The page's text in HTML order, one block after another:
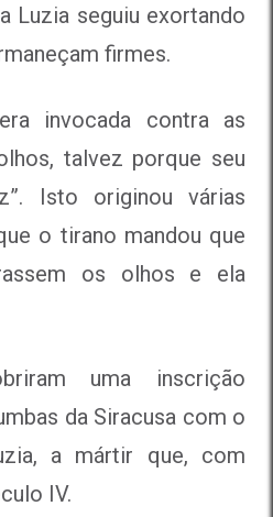
Luzia seguiu exortando
firmes.
invocada contra as
talvez porque seu
Isto originou várias
o tirano mandou que
os olhos e ela
uma inscrição
da Siracusa com o
a mártir que, com
IV.